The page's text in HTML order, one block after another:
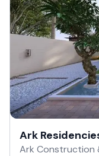
Ark
Ark Construction